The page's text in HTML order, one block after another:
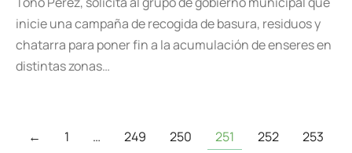
inicie una campaña de recogida de basura, residuos y
chatarra para poner fin a la acumulación de enseres en
distintas zonas…
← 1 … 249 250 251 252
253